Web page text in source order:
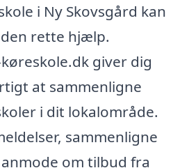
i Ny Skovsgård kan
rette hjælp.
giver dig
at sammenligne
i dit lokalområde.
sammenligne
om tilbud fra